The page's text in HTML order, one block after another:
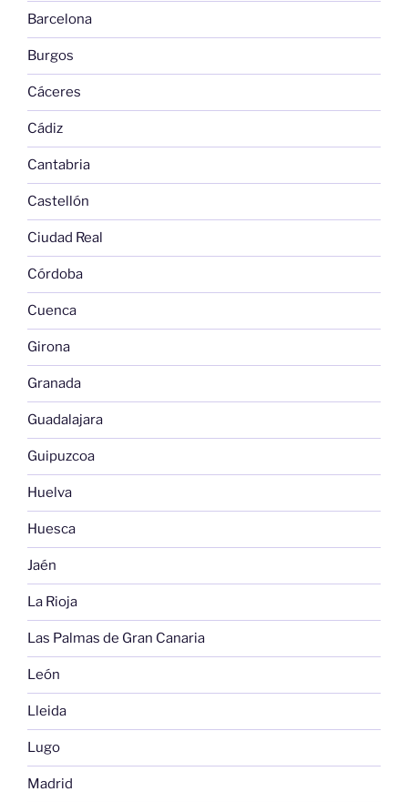
Barcelona
Burgos
Cáceres
Cádiz
Cantabria
Castellón
Ciudad Real
Córdoba
Cuenca
Girona
Granada
Guadalajara
Guipuzcoa
Huelva
Huesca
Jaén
La Rioja
Las Palmas de Gran Canaria
León
Lleida
Lugo
Madrid